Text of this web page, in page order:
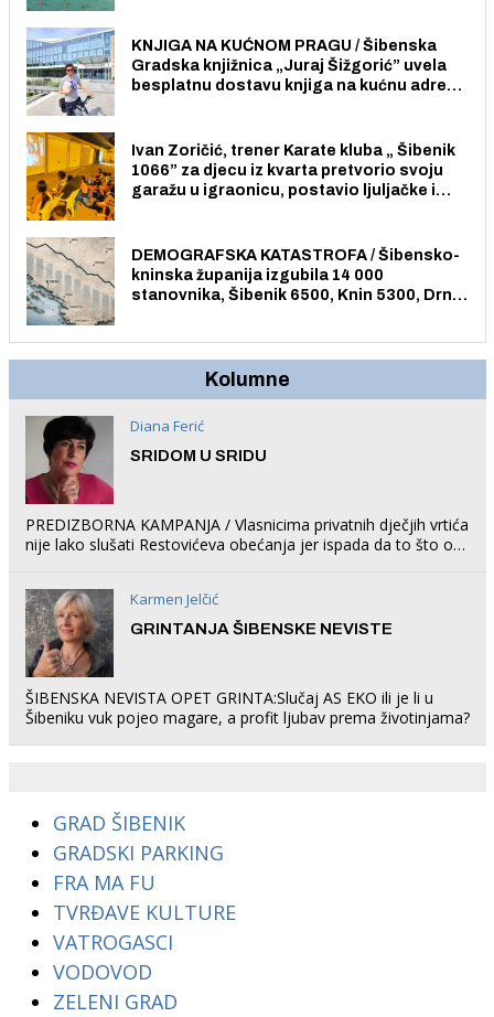
KNJIGA NA KUĆNOM PRAGU / Šibenska
Gradska knjižnica „Juraj Šižgorić” uvela
besplatnu dostavu knjiga na kućnu adresu
Ivan Zoričić, trener Karate kluba „ Šibenik
1066” za djecu iz kvarta pretvorio svoju
garažu u igraonicu, postavio ljuljačke i
DEMOGRAFSKA KATASTROFA / Šibensko-
kninska županija izgubila 14 000
stanovnika, Šibenik 6500, Knin 5300, Drniš
Kolumne
Diana Ferić
SRIDOM U SRIDU
PREDIZBORNA KAMPANJA / Vlasnicima privatnih dječjih vrtića
nije lako slušati Restovićeva obećanja jer ispada da to što oni
Karmen Jelčić
GRINTANJA ŠIBENSKE NEVISTE
ŠIBENSKA NEVISTA OPET GRINTA:Slučaj AS EKO ili je li u
Šibeniku vuk pojeo magare, a profit ljubav prema životinjama?
GRAD ŠIBENIK
GRADSKI PARKING
FRA MA FU
TVRĐAVE KULTURE
VATROGASCI
VODOVOD
ZELENI GRAD